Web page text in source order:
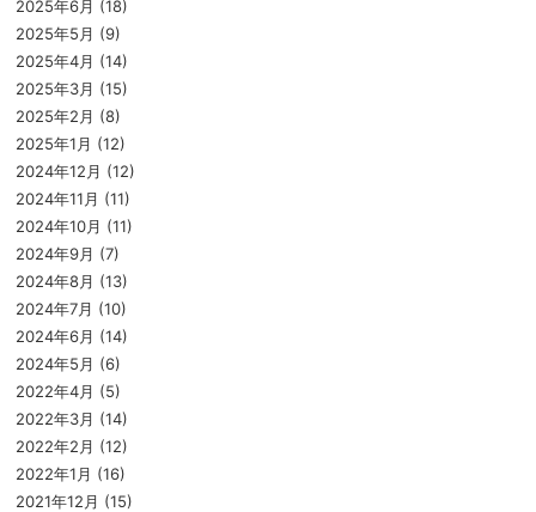
2025年6月 (18)
2025年5月 (9)
2025年4月 (14)
2025年3月 (15)
2025年2月 (8)
2025年1月 (12)
2024年12月 (12)
2024年11月 (11)
2024年10月 (11)
2024年9月 (7)
2024年8月 (13)
2024年7月 (10)
2024年6月 (14)
2024年5月 (6)
2022年4月 (5)
2022年3月 (14)
2022年2月 (12)
2022年1月 (16)
2021年12月 (15)